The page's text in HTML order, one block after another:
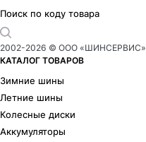
Поиск по коду товара
2002-2026 © ООО «ШИНСЕРВИС»
КАТАЛОГ ТОВАРОВ
Зимние шины
Летние шины
Колесные диски
Аккумуляторы